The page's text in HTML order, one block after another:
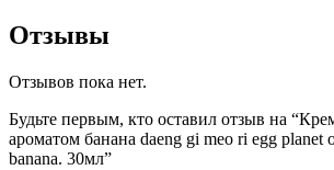
Отзывы
Отзывов пока нет.
Будьте первым, кто оставил отзыв на
ароматом банана daeng gi meo ri egg planet
banana. 30мл”